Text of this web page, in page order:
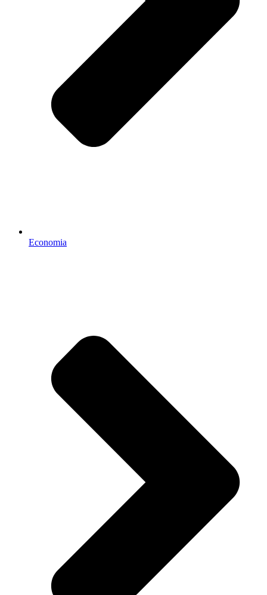
Economia